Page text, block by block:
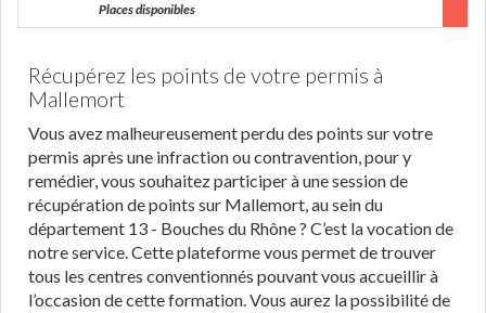
Places disponibles
Récupérez les points de votre permis à
Mallemort
Vous avez malheureusement perdu des points sur votre
permis après une infraction ou contravention, pour y
remédier, vous souhaitez participer à une session de
récupération de points sur Mallemort, au sein du
département 13 - Bouches du Rhône ? C’est la vocation de
notre service. Cette plateforme vous permet de trouver
tous les centres conventionnés pouvant vous accueillir à
l’occasion de cette formation. Vous aurez la possibilité de